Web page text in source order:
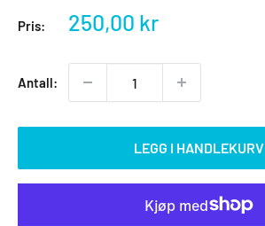
Pris: Salgspris
250,00 kr
Antall:
LEGG I HANDLEKURV